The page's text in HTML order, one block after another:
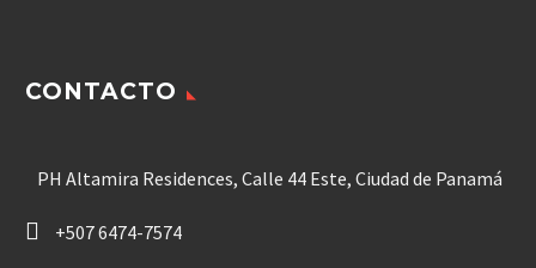
CONTACTO
PH Altamira Residences, Calle 44 Este, Ciudad de Panamá
+507 6474-7574